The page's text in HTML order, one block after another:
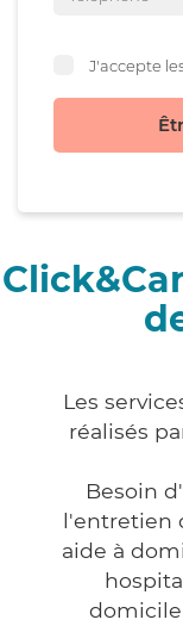
J'accepte
Les
réalisés
Besoin
l'entretien
aide à